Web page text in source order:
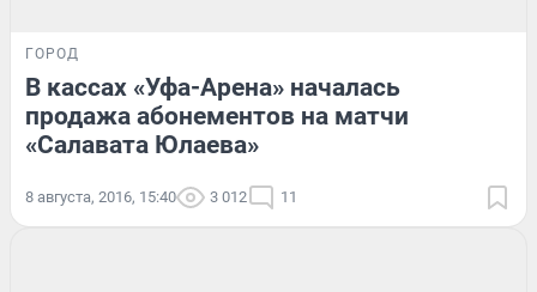
ГОРОД
В кассах «Уфа-Арена» началась
продажа абонементов на матчи
«Салавата Юлаева»
8 августа, 2016, 15:40 3 012 11